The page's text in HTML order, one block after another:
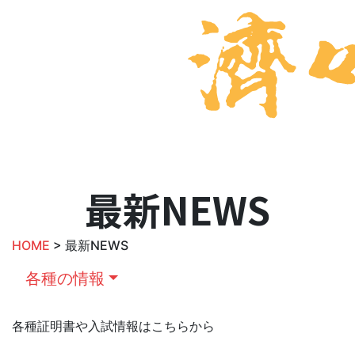
最新NEWS
HOME > 最新NEWS
各種の情報
各種証明書や入試情報はこちらから